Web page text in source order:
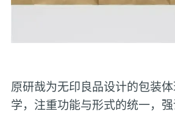
原研哉为无印良品设计的包装
学，注重功能与形式的统一，